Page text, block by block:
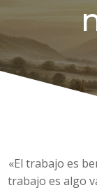
«El trabajo es
trabajo es algo